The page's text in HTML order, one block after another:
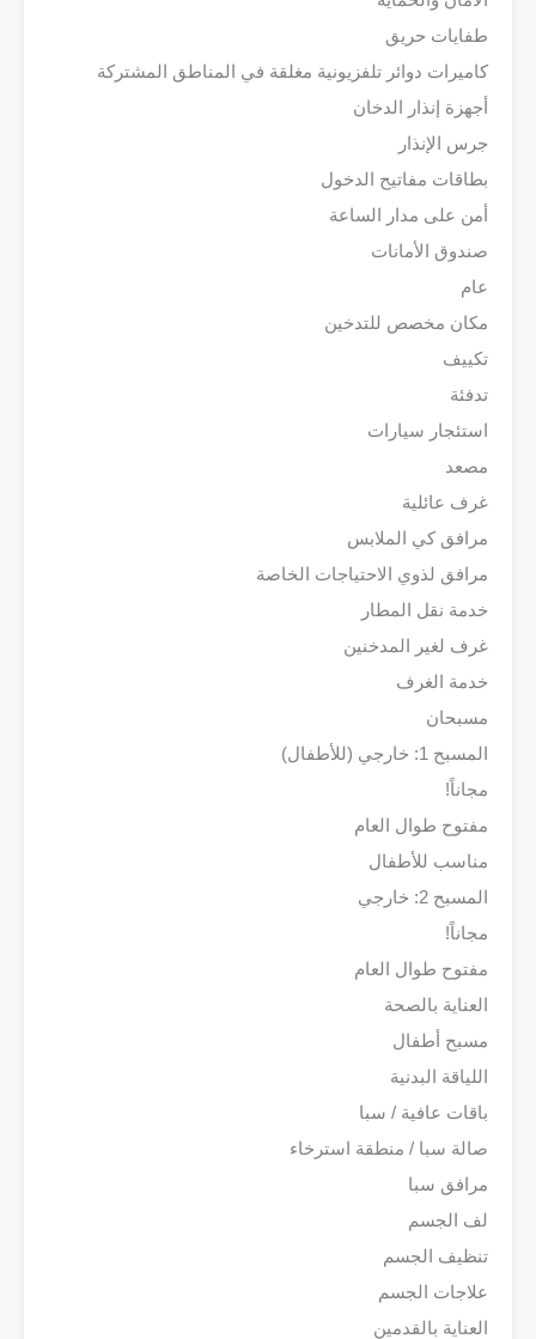
طفايات حريق
كاميرات دوائر تلفزيونية مغلقة في المناطق المشتركة
أجهزة إنذار الدخان
جرس الإنذار
بطاقات مفاتيح الدخول
أمن على مدار الساعة
صندوق الأمانات
عام
مكان مخصص للتدخين
تكييف
تدفئة
استئجار سيارات
مصعد
غرف عائلية
مرافق كي الملابس
مرافق لذوي الاحتياجات الخاصة
خدمة نقل المطار
غرف لغير المدخنين
خدمة الغرف
مسبحان
المسبح 1: خارجي (للأطفال)
مجاناً!
مفتوح طوال العام
مناسب للأطفال
المسبح 2: خارجي
مجاناً!
مفتوح طوال العام
العناية بالصحة
مسبح أطفال
اللياقة البدنية
باقات عافية / سبا
صالة سبا / منطقة استرخاء
مرافق سبا
لف الجسم
تنظيف الجسم
علاجات الجسم
العناية بالقدمين